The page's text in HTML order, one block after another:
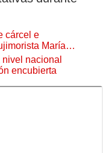
cárcel e
María
nivel nacional
encubierta